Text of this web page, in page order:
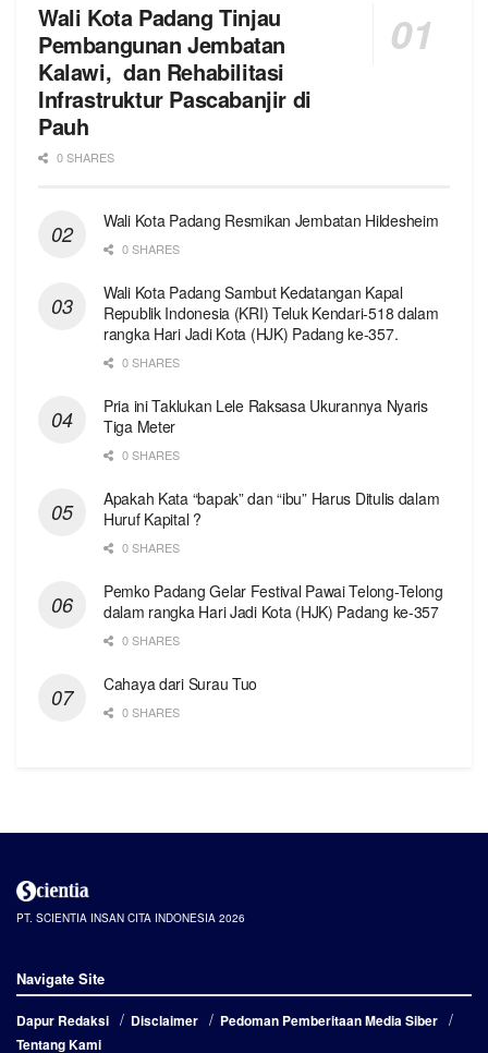
Wali Kota Padang Tinjau
Pembangunan Jembatan
Kalawi, dan Rehabilitasi
Infrastruktur Pascabanjir di
Pauh
0 SHARES
Wali Kota Padang Resmikan Jembatan Hildesheim
0 SHARES
Wali Kota Padang Sambut Kedatangan Kapal
Republik Indonesia (KRI) Teluk Kendari-518 dalam
rangka Hari Jadi Kota (HJK) Padang ke-357.
0 SHARES
Pria ini Taklukan Lele Raksasa Ukurannya Nyaris
Tiga Meter
0 SHARES
Apakah Kata “bapak” dan “ibu” Harus Ditulis dalam
Huruf Kapital ?
0 SHARES
Pemko Padang Gelar Festival Pawai Telong-Telong
dalam rangka Hari Jadi Kota (HJK) Padang ke-357
0 SHARES
Cahaya dari Surau Tuo
0 SHARES
PT. SCIENTIA INSAN CITA INDONESIA 2026
Navigate Site
Dapur Redaksi Disclaimer
Pedoman Pemberitaan Media Siber
Tentang Kami